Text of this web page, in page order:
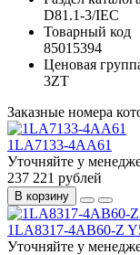
D81.1-3/IEC
Товарный код
85015394
Ценовая
3ZT
Заказные номера
1LA7133-4AA61
Уточняйте у
237 221 рублей
В корзину
1LA8317-4AB60-Z
Уточняйте у